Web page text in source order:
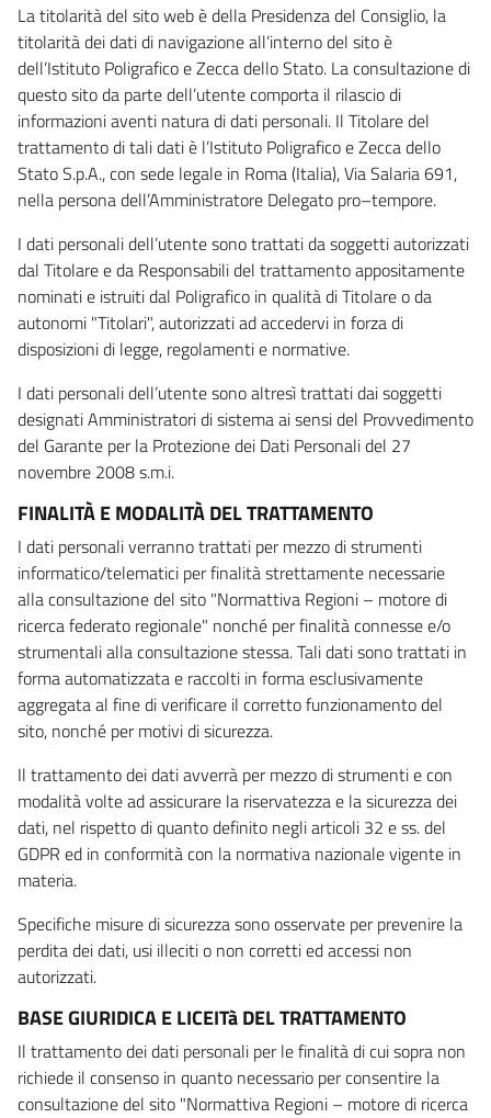
La titolarità del sito web è della Presidenza del Consiglio, la
titolarità dei dati di navigazione all’interno del sito è
dell’Istituto Poligrafico e Zecca dello Stato. La consultazione di
questo sito da parte dell’utente comporta il rilascio di
informazioni aventi natura di dati personali. Il Titolare del
trattamento di tali dati è l’Istituto Poligrafico e Zecca dello
Stato S.p.A., con sede legale in Roma (Italia), Via Salaria 691,
nella persona dell’Amministratore Delegato pro–tempore.
I dati personali dell’utente sono trattati da soggetti autorizzati
dal Titolare e da Responsabili del trattamento appositamente
nominati e istruiti dal Poligrafico in qualità di Titolare o da
autonomi "Titolari", autorizzati ad accedervi in forza di
disposizioni di legge, regolamenti e normative.
I dati personali dell’utente sono altresì trattati dai soggetti
designati Amministratori di sistema ai sensi del Provvedimento
del Garante per la Protezione dei Dati Personali del 27
novembre 2008 s.m.i.
FINALITÀ E MODALITÀ DEL TRATTAMENTO
I dati personali verranno trattati per mezzo di strumenti
informatico/telematici per finalità strettamente necessarie
alla consultazione del sito "Normattiva Regioni – motore di
ricerca federato regionale" nonché per finalità connesse e/o
strumentali alla consultazione stessa. Tali dati sono trattati in
forma automatizzata e raccolti in forma esclusivamente
aggregata al fine di verificare il corretto funzionamento del
sito, nonché per motivi di sicurezza.
Il trattamento dei dati avverrà per mezzo di strumenti e con
modalità volte ad assicurare la riservatezza e la sicurezza dei
dati, nel rispetto di quanto definito negli articoli 32 e ss. del
GDPR ed in conformità con la normativa nazionale vigente in
materia.
Specifiche misure di sicurezza sono osservate per prevenire la
perdita dei dati, usi illeciti o non corretti ed accessi non
autorizzati.
BASE GIURIDICA E LICEITà DEL TRATTAMENTO
Il trattamento dei dati personali per le finalità di cui sopra non
richiede il consenso in quanto necessario per consentire la
consultazione del sito "Normattiva Regioni – motore di ricerca